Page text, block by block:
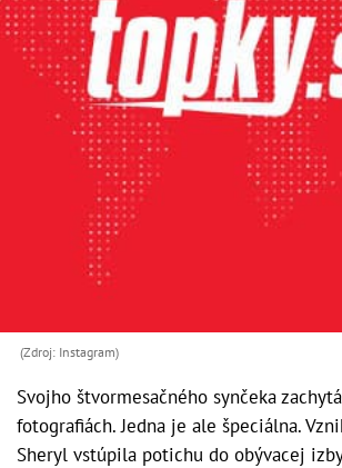
(Zdroj: Instagram)
Svojho štvormesačného synčeka
fotografiách. Jedna je ale špeciálna.
Sheryl vstúpila potichu do obývacej